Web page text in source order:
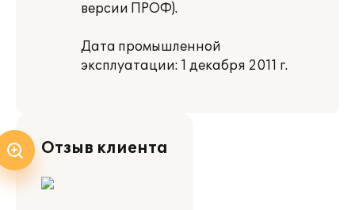
версии ПРОФ).
Дата промышленной
эксплуатации: 1 декабря 2011 г.
Отзыв клиента